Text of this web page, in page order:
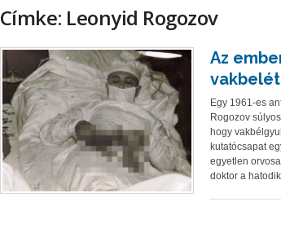
Címke: Leonyid Rogozov
Az
vakbelét
Egy 1961-es
Rogozov
hogy
kutatócsapat
egyetlen
doktor a